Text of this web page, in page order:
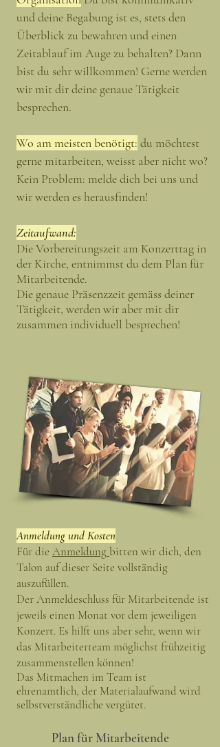
und deine Begabung ist es, stets den
Überblick zu bewahren und einen
Zeitablauf im Auge zu behalten? Dann
bist du sehr willkommen! Gerne werden
wir mit dir deine genaue Tätigkeit
besprechen.
Wo am meisten benötigt: du möchtest
gerne mitarbeiten, weisst aber nicht wo?
Kein Problem: melde dich bei uns und
wir werden es herausfinden!
Zeitaufwand:
Die Vorbereitungszeit am Konzerttag in
der Kirche, entnimmst du dem Plan für
Mitarbeitende.
Die genaue Präsenzzeit gemäss deiner
Tätigkeit, werden wir aber mit dir
zusammen individuell besprechen!
Anmeldung undKosten
Für die Anmeldungbitten wir dich, den
Talon auf dieser Seite vollständig
auszufüllen.
Der Anmeldeschluss für Mitarbeitende ist
jeweils einen Monat vor dem jeweiligen
Konzert. Es hilft uns aber sehr, wenn wir
das Mitarbeiterteam möglichst frühzeitig
zusammenstellen können!
Das Mitmachen im Team ist
ehrenamtlich, der Materialaufwand wird
selbstverständliche vergütet.
Plan fürMitarbeitende